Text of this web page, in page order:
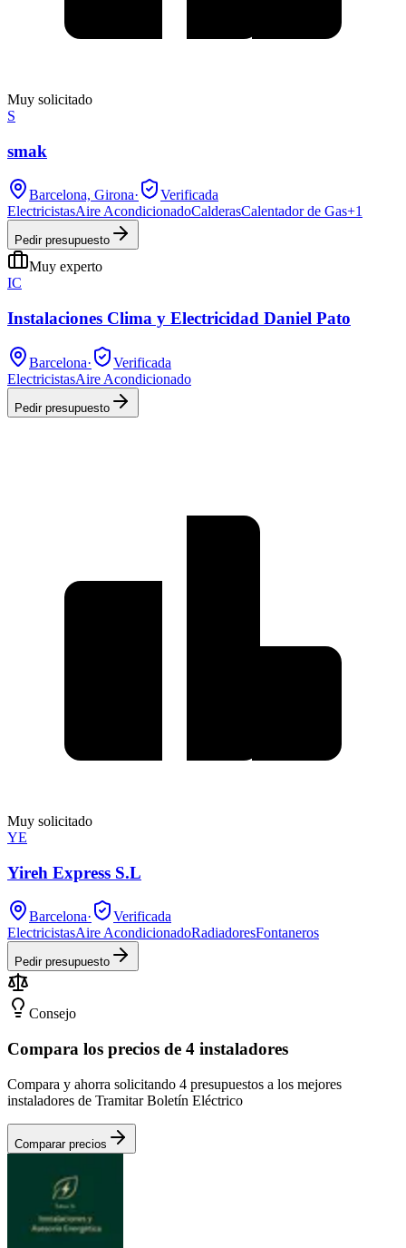
Muy solicitado
S
smak
Barcelona, Girona·
Verificada
ElectricistasAire AcondicionadoCalderasCalentador de Gas+1
Pedir presupuesto
Muy experto
IC
Instalaciones Clima y Electricidad Daniel Pato
Barcelona·
Verificada
ElectricistasAire Acondicionado
Pedir presupuesto
Muy solicitado
YE
Yireh Express S.L
Barcelona·
Verificada
ElectricistasAire AcondicionadoRadiadoresFontaneros
Pedir presupuesto
Consejo
Compara los precios de 4 instaladores
Compara y ahorra solicitando 4 presupuestos a los mejores
instaladores de Tramitar Boletín Eléctrico
Comparar precios